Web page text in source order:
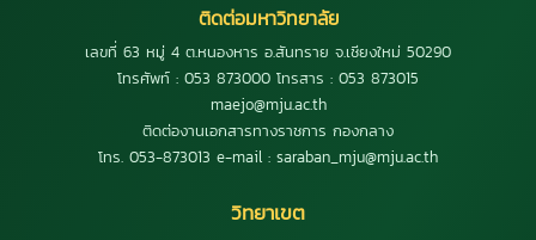
ติดต่อมหาวิทยาลัย
เลขที่ 63 หมู่ 4 ต.หนองหาร อ.สันทราย จ.เชียงใหม่ 50290
โทรศัพท์ : 053 873000 โทรสาร : 053 873015
maejo@mju.ac.th
ติดต่องานเอกสารทางราชการ กองกลาง
โทร. 053-873013 e-mail : saraban_mju@mju.ac.th
วิทยาเขต